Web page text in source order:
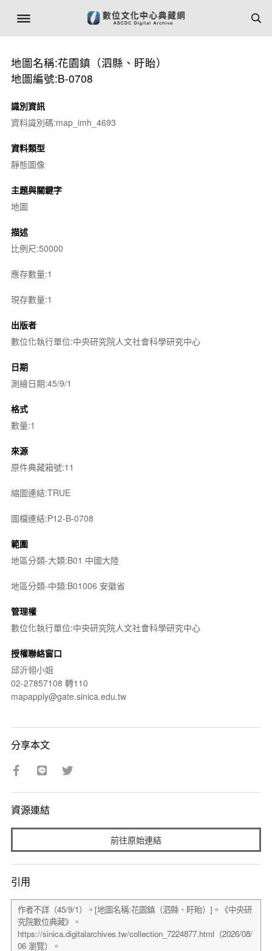
地圖名稱:花園鎮（泗縣、盱眙）
地圖編號:B-0708
識別資訊
資料識別碼:map_imh_4693
資料類型
靜態圖像
主題與關鍵字
地圖
描述
比例尺:50000
應存數量:1
現存數量:1
出版者
數位化執行單位:中央研究院人文社會科學研究中心
日期
測繪日期:45/9/1
格式
數量:1
來源
原件典藏箱號:11
縮圖連結:TRUE
圖檔連結:P12-B-0708
範圍
地區分類-大類:B01 中國大陸
地區分類-中類:B01006 安徽省
管理權
數位化執行單位:中央研究院人文社會科學研究中心
授權聯絡窗口
邱沂翎小姐
02-27857108 轉110
mapapply@gate.sinica.edu.tw
分享本文
資源連結
前往原始連結
引用